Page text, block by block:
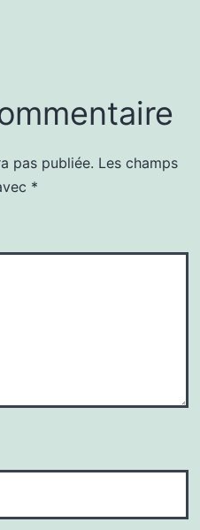
pas publiée. Les champs
*